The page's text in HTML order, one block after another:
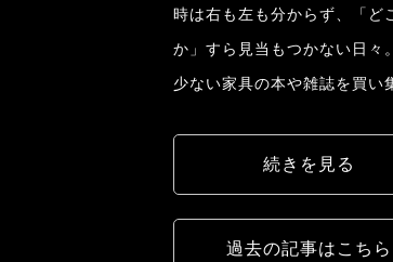
時は右も左も分からず、「ど
か」すら見当もつかない日々
少ない家具の本や雑誌を買い
続きを見る
過去の記事はこちら